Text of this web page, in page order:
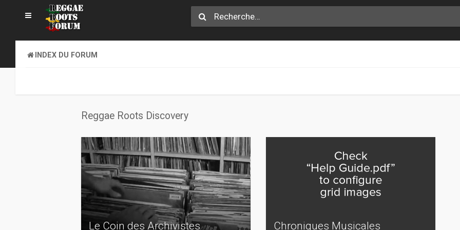
INDEX DU FORUM
Reggae Roots Discovery
Le Coin des Archivistes Chroniques Musicales